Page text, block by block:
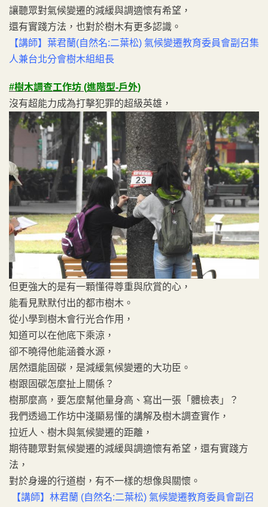
讓聽眾對氣候變遷的減緩與調適懷有希望，
還有實踐方法，也對於樹木有更多認識。
【講師】葉君蘭(自然名:二葉松) 氣候變遷教育委員會副召集
人兼台北分會樹木組組長
#樹木調查工作坊 (進階型-戶外)
沒有超能力成為打擊犯罪的超級英雄，
但更強大的是有一顆懂得尊重與欣賞的心，
能看見默默付出的都市樹木。
從小學到樹木會行光合作用，
知道可以在他底下乘涼，
卻不曉得他能涵養水源，
居然還能固碳，是減緩氣候變遷的大功臣。
樹跟固碳怎麼扯上關係？
樹那麼高，要怎麼幫他量身高、寫出一張「體檢表」？
我們透過工作坊中淺顯易懂的講解及樹木調查實作，
拉近人、樹木與氣候變遷的距離，
期待聽眾對氣候變遷的減緩與調適懷有希望，還有實踐方
法，
對於身邊的行道樹，有不一樣的想像與關懷。
【講師】林君蘭 (自然名:二葉松) 氣候變遷教育委員會副召